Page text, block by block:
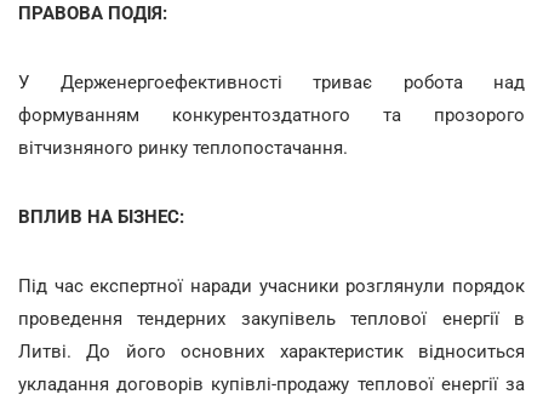
ПРАВОВА ПОДІЯ:
У Держенергоефективності триває робота над
формуванням конкурентоздатного та прозорого
вітчизняного ринку теплопостачання.
ВПЛИВ НА БІЗНЕС:
Під час експертної наради учасники розглянули порядок
проведення тендерних закупівель теплової енергії в
Литві. До його основних характеристик відноситься
укладання договорів купівлі-продажу теплової енергії за